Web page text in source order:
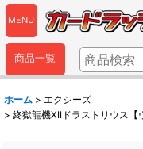
MENU
商品一覧
ホーム > エクシーズ
> 終獄龍機XIIドラストリウス【